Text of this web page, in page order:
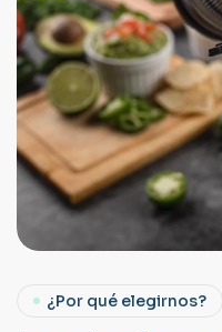
¿Por qué elegirnos?